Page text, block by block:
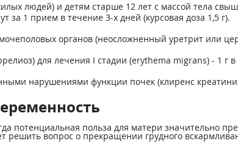
людей) и детям старше 12 лет с массой тела
за 1 прием в течение 3-х дней (курсовая доза 1,5 г).
органов (неосложненный уретрит или
для лечения I стадии (erythema migrans) - 1 г
нарушениями функции почек (клиренс
потенциальная польза для матери значительно
решить вопрос о прекращении грудного